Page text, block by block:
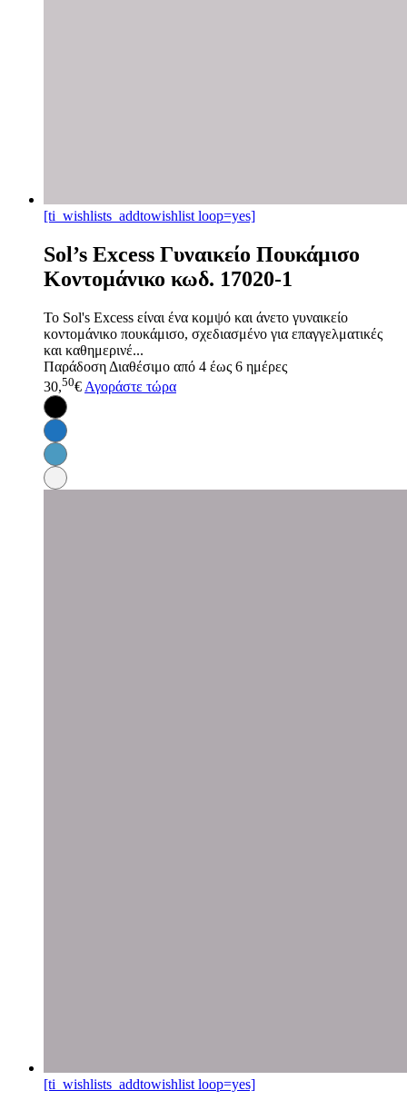
[ti_wishlists_addtowishlist loop=yes]
Sol’s Excess Γυναικείο Πουκάμισο
Κοντομάνικο κωδ. 17020-1
Το Sol's Excess είναι ένα κομψό και άνετο γυναικείο
κοντομάνικο πουκάμισο, σχεδιασμένο για επαγγελματικές
και καθημερινέ...
Παράδοση Διαθέσιμο από 4 έως 6 ημέρες
30,50€Αγοράστε τώρα
[ti_wishlists_addtowishlist loop=yes]